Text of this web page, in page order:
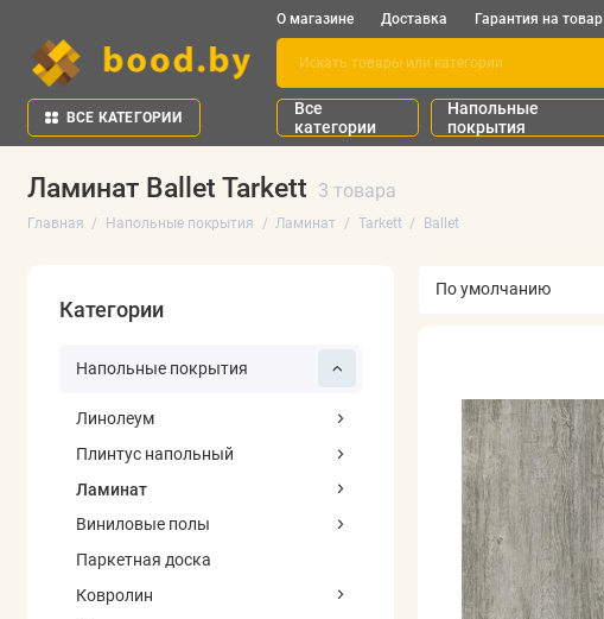
О магазине Доставка Гарантия на товар
ВСЕ КАТЕГОРИИ
Все
категории
Напольные
покрытия
Ламинат Ballet Tarkett 3 товара
Главная Напольные покрытия Ламинат Tarkett Ballet
Категории
Напольные покрытия
Линолеум
Плинтус напольный
Ламинат
Виниловые полы
Паркетная доска
Ковролин